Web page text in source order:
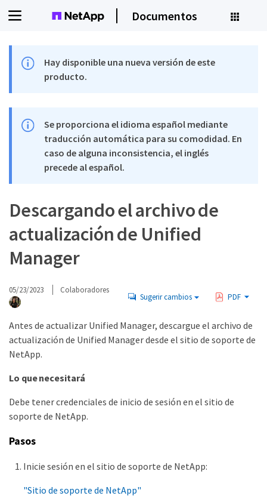
Documentos
Hay disponible una nueva versión de este
producto.
Se proporciona el idioma español mediante
traducción automática para su comodidad. En
caso de alguna inconsistencia, el inglés
precede al español.
Descargando el archivo de
actualización de Unified
Manager
05/23/2023 Colaboradores
Sugerir cambios PDF
Antes de actualizar Unified Manager, descargue el archivo de
actualización de Unified Manager desde el sitio de soporte de
NetApp.
Lo que necesitará
Debe tener credenciales de inicio de sesión en el sitio de
soporte de NetApp.
Pasos
Inicie sesión en el sitio de soporte de NetApp:
"Sitio de soporte de NetApp"